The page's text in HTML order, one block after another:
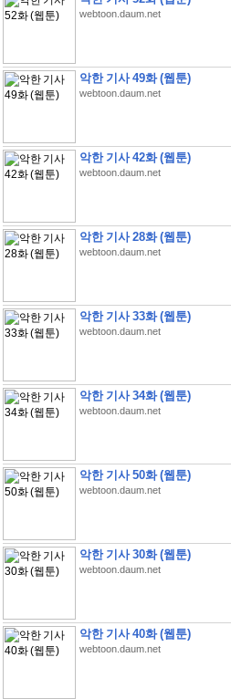
webtoon.daum.net
악한 기사 49화 (웹툰)
webtoon.daum.net
악한 기사 42화 (웹툰)
webtoon.daum.net
악한 기사 28화 (웹툰)
webtoon.daum.net
악한 기사 33화 (웹툰)
webtoon.daum.net
악한 기사 34화 (웹툰)
webtoon.daum.net
악한 기사 50화 (웹툰)
webtoon.daum.net
악한 기사 30화 (웹툰)
webtoon.daum.net
악한 기사 40화 (웹툰)
webtoon.daum.net